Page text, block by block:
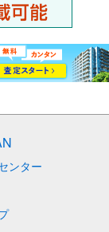
ンター